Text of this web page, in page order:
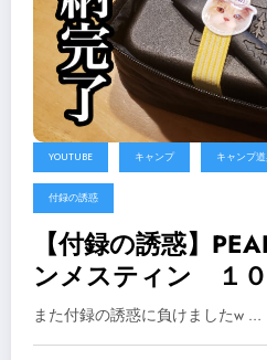
YOUTUBE キャンプ キャンプ
付録の誘惑
【付録の誘惑】
ンメスティン １
ポーチでキメたら
てみたくなった【
また付録の誘惑に負けましたw …